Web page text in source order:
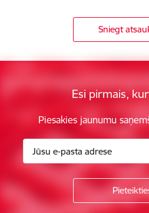
Sniegt
Esi pirmais,
Piesakies jaunumu